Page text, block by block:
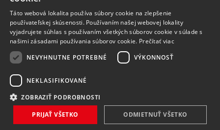
VŠETKO O NÁKUPE
O nás
Obchodné podmienky
Reklamačný poriadok
Reklamácia
Vrátenie tovaru
Spôsoby dopravy
Spracovanie osobných
údajov
Copyright 2026 MAVEX, spol. s r.o. Všechna práva vyhrazena
Táto webová lokalita používa súbory cookie na zlepšenie
používateľskej skúsenosti. Používaním našej webovej lokality
vyjadrujete súhlas s používaním všetkých súborov cookie v súlade s
našimi zásadami používania súborov cookie. Prečítať viac
NEVYHNUTNE POTREBNÉ
VÝKONNOSŤ
NEKLASIFIKOVANÉ
ZOBRAZIŤ PODROBNOSTI
PRIJAŤ VŠETKO ODMIETNUŤ VŠETKO